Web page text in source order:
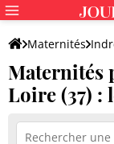
Maternités
Maternités
Loire (37) :